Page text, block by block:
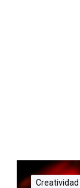
Creatividad